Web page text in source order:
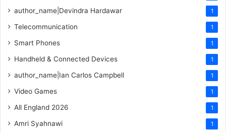
author_name|Devindra Hardawar 1
Telecommunication 1
Smart Phones 1
Handheld & Connected Devices 1
author_name|Ian Carlos Campbell 1
Video Games 1
All England 2026 1
Amri Syahnawi 1